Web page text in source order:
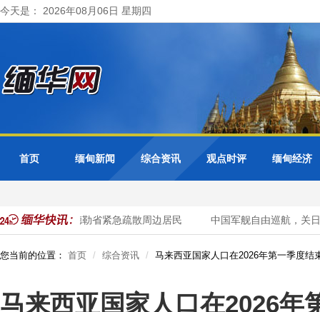
今天是： 2026年08月06日 星期四
首页 缅甸新闻 综合资讯 观点时评 缅甸经济
警戒水位 曼德勒省紧急疏散周边居民 中国军舰自由巡航，关日
您当前的位置： 首页 综合资讯 马来西亚国家人口在2026年第一季度结
马来西亚国家人口在2026年